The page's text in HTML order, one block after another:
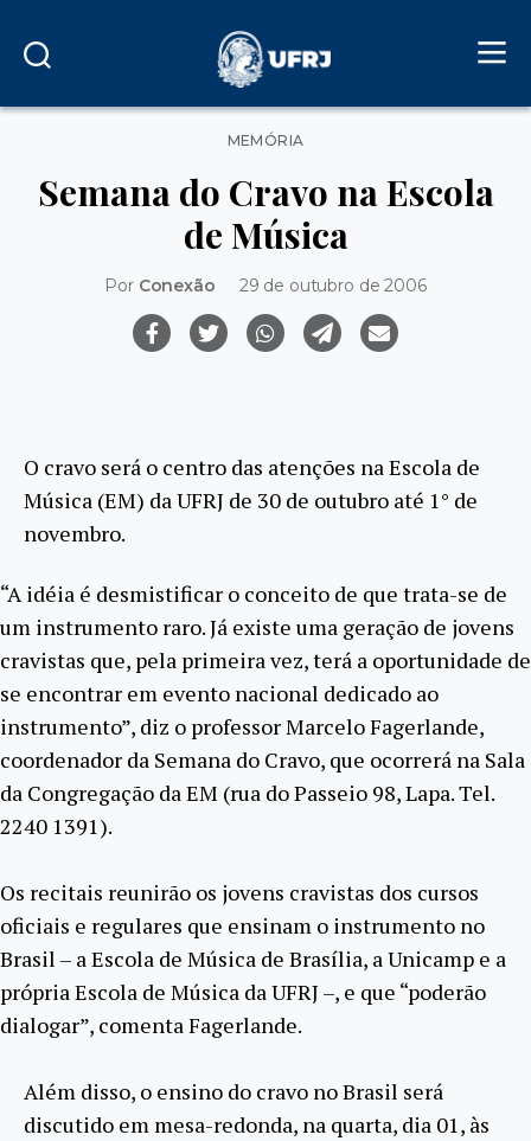
Categorias
MEMÓRIA
Semana do Cravo na Escola
de Música
Por Conexão 29 de outubro de 2006
O cravo será o centro das atenções na Escola de
Música (EM) da UFRJ de 30 de outubro até 1° de
novembro.
“A idéia é desmistificar o conceito de que trata-se de
um instrumento raro. Já existe uma geração de jovens
cravistas que, pela primeira vez, terá a oportunidade de
se encontrar em evento nacional dedicado ao
instrumento”, diz o professor Marcelo Fagerlande,
coordenador da Semana do Cravo, que ocorrerá na Sala
da Congregação da EM (rua do Passeio 98, Lapa. Tel.
2240 1391).
Os recitais reunirão os jovens cravistas dos cursos
oficiais e regulares que ensinam o instrumento no
Brasil – a Escola de Música de Brasília, a Unicamp e a
própria Escola de Música da UFRJ –, e que “poderão
dialogar”, comenta Fagerlande.
Além disso, o ensino do cravo no Brasil será
discutido em mesa-redonda, na quarta, dia 01, às